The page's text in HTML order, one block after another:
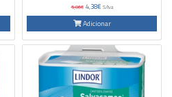
5,06€ 4,38€ S/Iva
Adicionar